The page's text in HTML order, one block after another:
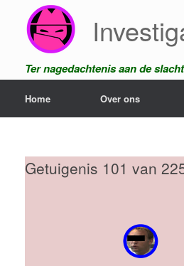
Ter nagedachtenis aan de
Home Over ons
Getuigenis 101 van